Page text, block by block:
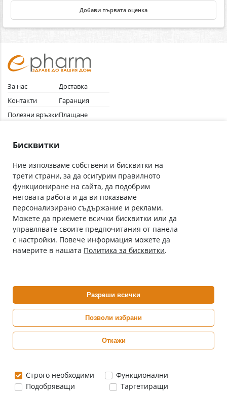
Добави първата оценка
За нас
Контакти
Полезни връзки
Общи условия
Доставка
Гаранция
Плащане
Абонирай се за нашия бюлетин
С абонамента се съгласявам сПолитиката за лични данни.
Онлайн аптека, част от аптеки „Ванчева“
ePharm е лицензирана онлайн аптека от
Изпълнителна Агенция по Лекарствата
0882 444 666
Цените са в евро / лева с включен ДДС
Бисквитки
Ние използваме собствени и бисквитки на
трети страни, за да осигурим правилното
функциониране на сайта, да подобрим
неговата работа и да ви показваме
персонализирано съдържание и реклами.
Можете да приемете всички бисквитки или да
управлявате своите предпочитания от панела
с настройки. Повече информация можете да
намерите в нашата Политика за бисквитки.
Разреши всички
Позволи избрани
Откажи
Строго необходими
Функционални
Подобряващи
Таргетиращи